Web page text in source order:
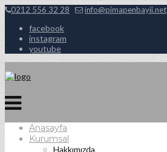
0212 556 32 28 info@pimapenbayii.net
facebook
instagram
youtube
Anasayfa
Kurumsal
Hakkımızda